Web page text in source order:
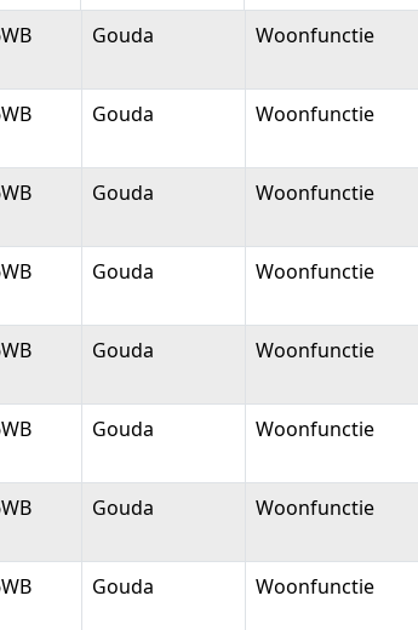
Woonplaats Gebruiksdoel
Gouda Woonfunctie
Gouda Woonfunctie
Gouda Woonfunctie
Gouda Woonfunctie
Gouda Woonfunctie
Gouda Woonfunctie
Gouda Woonfunctie
Gouda Woonfunctie